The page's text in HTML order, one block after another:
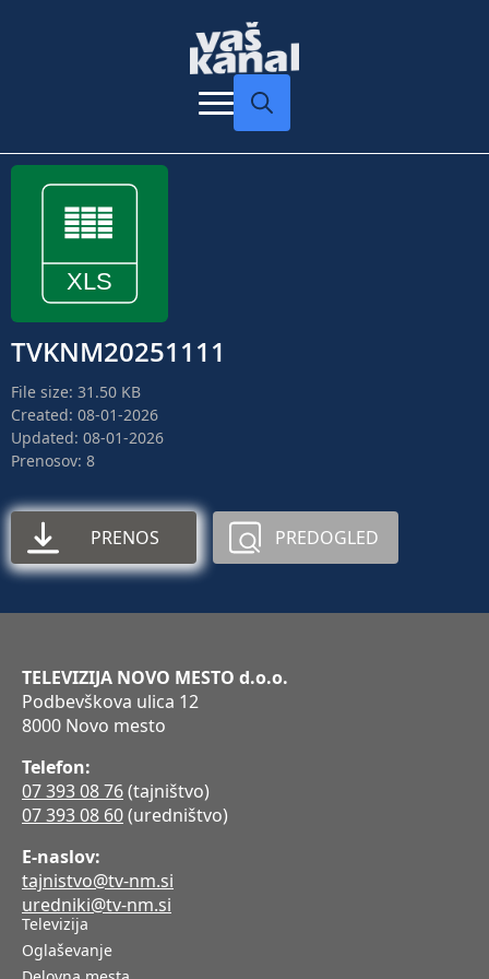
TVKNM20251111
File size: 31.50 KB
Created: 08-01-2026
Updated: 08-01-2026
Prenosov: 8
PRENOS PREDOGLED
TELEVIZIJA NOVO MESTO d.o.o.
Podbevškova ulica 12
8000 Novo mesto
Telefon:
07 393 08 76(tajništvo)
07 393 08 60(uredništvo)
E-naslov:
tajnistvo@tv-nm.si
uredniki@tv-nm.si
Televizija
Oglaševanje